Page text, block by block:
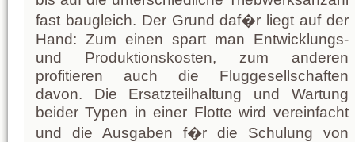
fast baugleich. Der Grund daf�r liegt auf der
Hand: Zum einen spart man Entwicklungs-
und Produktionskosten, zum anderen
profitieren auch die Fluggesellschaften
davon. Die Ersatzteilhaltung und Wartung
beider Typen in einer Flotte wird vereinfacht
und die Ausgaben f�r die Schulung von